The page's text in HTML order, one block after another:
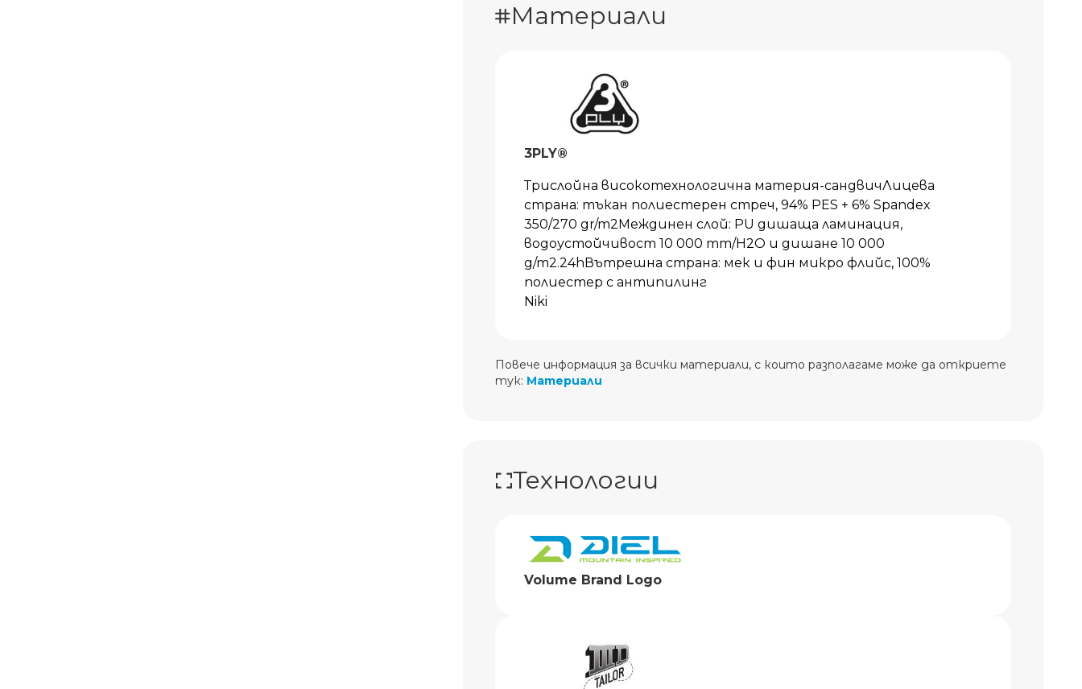
Материали
3PLY®
Трислойна високотехнологична материя-сандвичЛицева
страна: тъкан полиестерен стреч, 94% PES + 6% Spandex
350/270 gr/m2Междинен слой: PU дишаща ламинация,
водоустойчивост 10 000 mm/H2O и дишане 10 000
g/m2.24hВътрешна страна: мек и фин микро флийс, 100%
полиестер с антипилинг
Niki
Повече информация за всички материали, с които разполагаме може да откриете
тук: Материали
Технологии
Volume Brand Logo